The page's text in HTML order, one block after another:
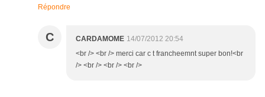
Répondre
C CARDAMOME 14/07/2012 20:54
<br /> <br /> merci car c t francheemnt super bon!<br
/> <br /> <br /> <br />